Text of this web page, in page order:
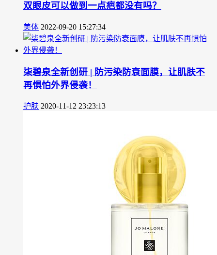
双眼皮可以做到一点疤都没有吗？
美体 2022-09-20 15:27:34
柒碧泉全新创研 | 防污染防衰面膜，让肌肤不
再惧怕外界侵袭！
护肤 2020-11-12 23:23:13